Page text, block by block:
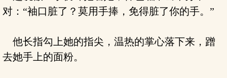
对：“袖口脏了？莫用手捧，免得脏了你的手。”
他长指勾上她的指尖，温热的掌心落下来，蹭
去她手上的面粉。